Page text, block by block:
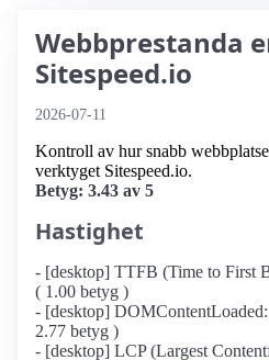
Webbprestanda
Sitespeed.io
2026-07-11
Kontroll av hur snabb
verktyget Sitespeed.io.
Betyg: 3.43 av 5
Hastighet
- [desktop] TTFB (Time to First
( 1.00 betyg )
- [desktop]
2.77 betyg )
- [desktop] LCP (Largest